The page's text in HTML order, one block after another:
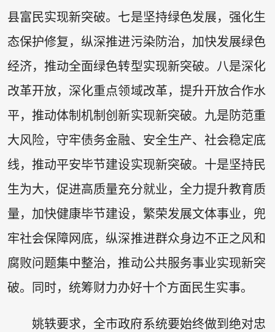
县富民实现新突破。七是坚持绿色发展，强化生
态保护修复，纵深推进污染防治，加快发展绿色
经济，推动全面绿色转型实现新突破。八是深化
改革开放，深化重点领域改革，提升开放合作水
平，推动体制机制创新实现新突破。九是防范重
大风险，守牢债务金融、安全生产、社会稳定底
线，推动平安毕节建设实现新突破。十是坚持民
生为大，促进高质量充分就业，全力提升教育质
量，加快健康毕节建设，繁荣发展文体事业，兜
牢社会保障网底，纵深推进群众身边不正之风和
腐败问题集中整治，推动公共服务事业实现新突
破。同时，统筹财力办好十个方面民生实事。
姚轶要求，全市政府系统要始终做到绝对忠